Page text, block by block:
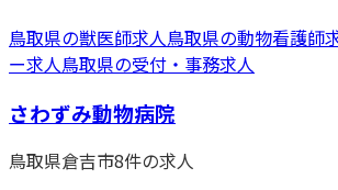
鳥取県の獣医師求人鳥取県の動物看護師
ー求人鳥取県の受付・事務求人
さわずみ動物病院
鳥取県倉吉市8件の求人